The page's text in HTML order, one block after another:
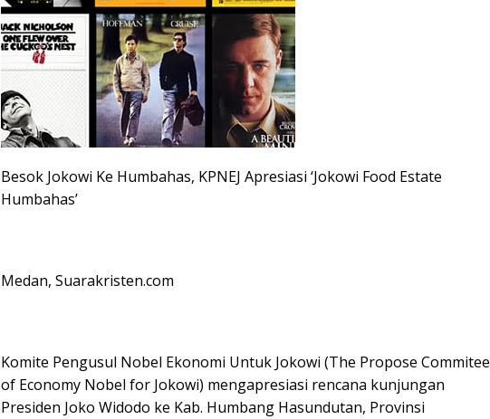
Besok Jokowi Ke Humbahas, KPNEJ Apresiasi ‘Jokowi Food Estate
Humbahas’
Medan, Suarakristen.com
Komite Pengusul Nobel Ekonomi Untuk Jokowi (The Propose Commitee
of Economy Nobel for Jokowi) mengapresiasi rencana kunjungan
Presiden Joko Widodo ke Kab. Humbang Hasundutan, Provinsi